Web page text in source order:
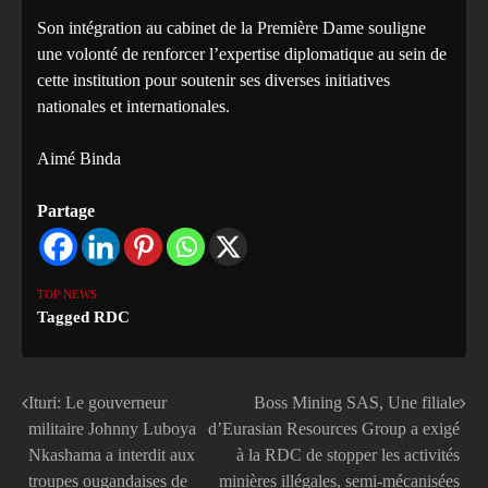
Son intégration au cabinet de la Première Dame souligne
une volonté de renforcer l’expertise diplomatique au sein de
cette institution pour soutenir ses diverses initiatives
nationales et internationales.
Aimé Binda
Partage
TOP NEWS
Tagged RDC
Navigation
de
Ituri: Le gouverneur
militaire Johnny Luboya
Nkashama a interdit aux
troupes ougandaises de
Boss Mining SAS, Une filiale
d’Eurasian Resources Group a exigé
à la RDC de stopper les activités
minières illégales, semi-mécanisées